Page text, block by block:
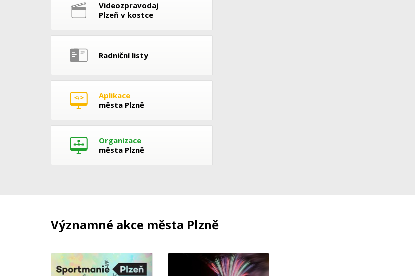
Videozpravodaj
Plzeň v kostce
Radniční listy
Aplikace
města Plzně
Organizace
města Plzně
Významné akce města Plzně